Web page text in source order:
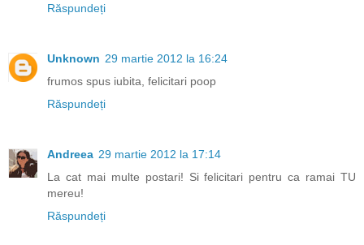
Răspundeți
Unknown 29 martie 2012 la 16:24
frumos spus iubita, felicitari poop
Răspundeți
Andreea 29 martie 2012 la 17:14
La cat mai multe postari! Si felicitari pentru ca ramai TU
mereu!
Răspundeți